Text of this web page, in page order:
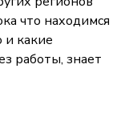
что находимся
и какие
работы, знает